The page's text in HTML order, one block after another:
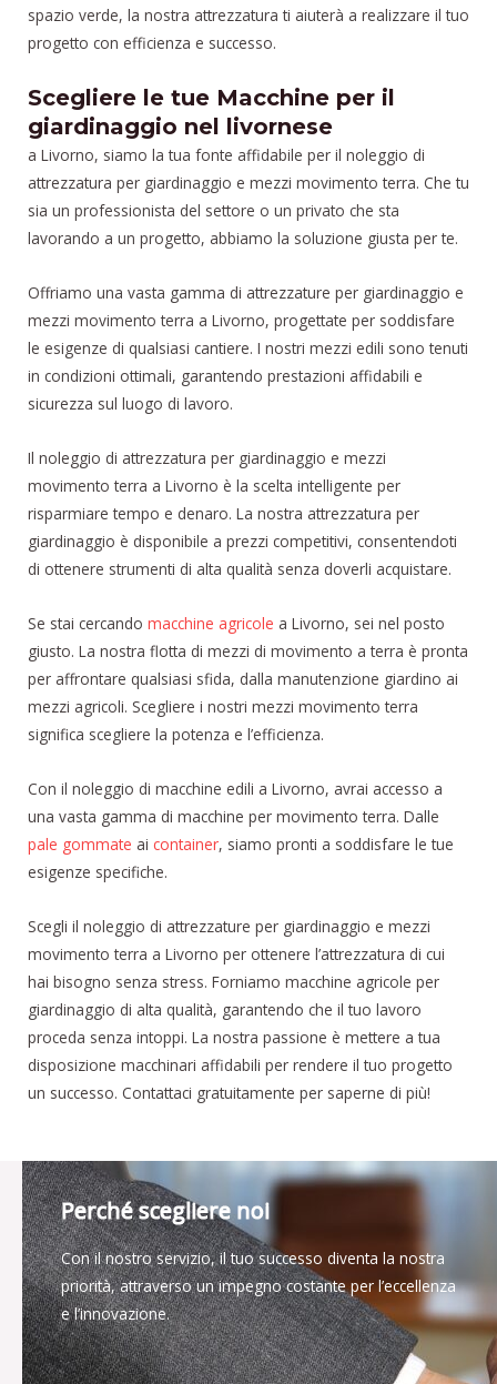
spazio verde, la nostra attrezzatura ti aiuterà a realizzare il tuo
progetto con efficienza e successo.
Scegliere le tue Macchine per il
giardinaggio nel livornese
a Livorno, siamo la tua fonte affidabile per il noleggio di
attrezzatura per giardinaggio e mezzi movimento terra. Che tu
sia un professionista del settore o un privato che sta
lavorando a un progetto, abbiamo la soluzione giusta per te.
Offriamo una vasta gamma di attrezzature per giardinaggio e
mezzi movimento terra a Livorno, progettate per soddisfare
le esigenze di qualsiasi cantiere. I nostri mezzi edili sono tenuti
in condizioni ottimali, garantendo prestazioni affidabili e
sicurezza sul luogo di lavoro.
Il noleggio di attrezzatura per giardinaggio e mezzi
movimento terra a Livorno è la scelta intelligente per
risparmiare tempo e denaro. La nostra attrezzatura per
giardinaggio è disponibile a prezzi competitivi, consentendoti
di ottenere strumenti di alta qualità senza doverli acquistare.
Se stai cercando macchine agricole a Livorno, sei nel posto
giusto. La nostra flotta di mezzi di movimento a terra è pronta
per affrontare qualsiasi sfida, dalla manutenzione giardino ai
mezzi agricoli. Scegliere i nostri mezzi movimento terra
significa scegliere la potenza e l’efficienza.
Con il noleggio di macchine edili a Livorno, avrai accesso a
una vasta gamma di macchine per movimento terra. Dalle
pale gommate ai container, siamo pronti a soddisfare le tue
esigenze specifiche.
Scegli il noleggio di attrezzature per giardinaggio e mezzi
movimento terra a Livorno per ottenere l’attrezzatura di cui
hai bisogno senza stress. Forniamo macchine agricole per
giardinaggio di alta qualità, garantendo che il tuo lavoro
proceda senza intoppi. La nostra passione è mettere a tua
disposizione macchinari affidabili per rendere il tuo progetto
un successo. Contattaci gratuitamente per saperne di più!
Perché scegliere noi
Con il nostro servizio, il tuo successo diventa la nostra
priorità, attraverso un impegno costante per l’eccellenza
e l’innovazione.